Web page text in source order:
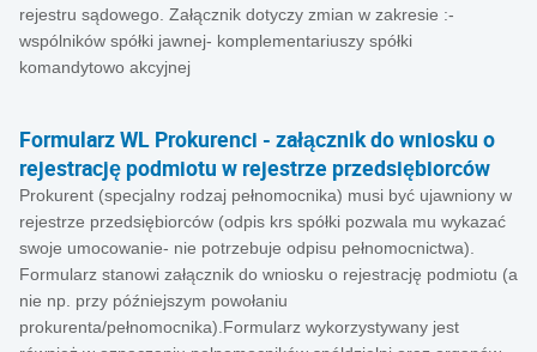
rejestru sądowego. Załącznik dotyczy zmian w zakresie :-
wspólników spółki jawnej- komplementariuszy spółki
komandytowo akcyjnej
Formularz WL Prokurenci - załącznik do wniosku o
rejestrację podmiotu w rejestrze przedsiębiorców
Prokurent (specjalny rodzaj pełnomocnika) musi być ujawniony w
rejestrze przedsiębiorców (odpis krs spółki pozwala mu wykazać
swoje umocowanie- nie potrzebuje odpisu pełnomocnictwa).
Formularz stanowi załącznik do wniosku o rejestrację podmiotu (a
nie np. przy późniejszym powołaniu
prokurenta/pełnomocnika).Formularz wykorzystywany jest